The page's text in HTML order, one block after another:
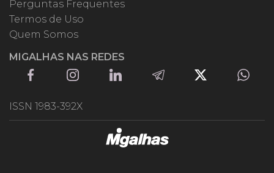
Perguntas Frequentes
Termos de Uso
Quem Somos
MIGALHAS NAS REDES
ISSN 1983-392X